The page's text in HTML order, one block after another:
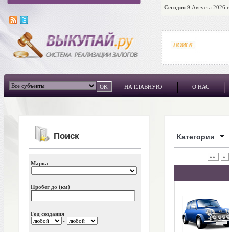
Сегодня 9 Августа 2026
НА ГЛАВНУЮ О НАС
Поиск
Марка
Пробег до (км)
Год создания
-
Категории
«« «